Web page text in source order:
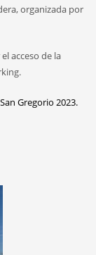
organizada por
acceso de la
Gregorio 2023.